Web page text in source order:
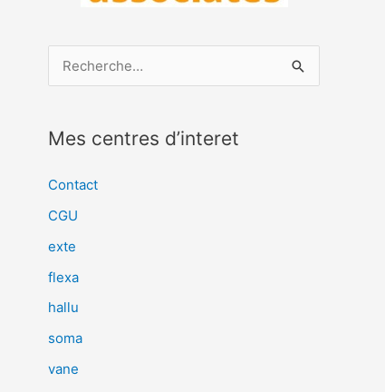
e
e
r
:
Mes centres d’interet
Contact
CGU
exte
flexa
hallu
soma
vane